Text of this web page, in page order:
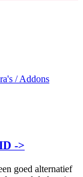
/ Addons
->
goed alternatief